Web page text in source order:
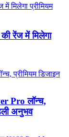
रेंज में मिलेगा
Pro लॉन्च,
अनुभव